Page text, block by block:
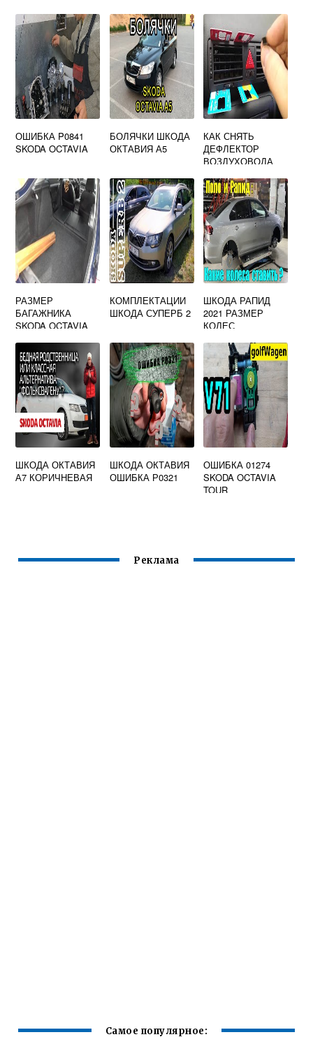
ОШИБКА P0841
SKODA OCTAVIA
БОЛЯЧКИ ШКОДА
ОКТАВИЯ А5
КАК СНЯТЬ
ДЕФЛЕКТОР
ВОЗДУХОВОДА
OCTAVIA A7
РАЗМЕР
БАГАЖНИКА
SKODA OCTAVIA
КОМПЛЕКТАЦИИ
ШКОДА СУПЕРБ 2
ШКОДА РАПИД
2021 РАЗМЕР
КОЛЕС
ШКОДА ОКТАВИЯ
А7 КОРИЧНЕВАЯ
ШКОДА ОКТАВИЯ
ОШИБКА Р0321
ОШИБКА 01274
SKODA OCTAVIA
TOUR
Реклама
Самое популярное: